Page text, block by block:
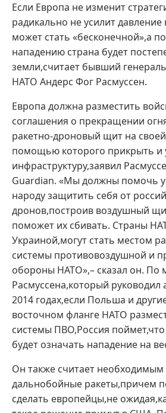
Если Европа не изменит
радикально не усилит
может стать «бесконечной»,а
нападению страна будет
земли,считает бывший
НАТО Андерс Фог Расмуссен.
Европа должна разместить
соглашения о прекращении
ракетно-дроновый щит на
помощью которого прикрыть и
инфраструктуру,заявил
Guardian. «Мы должны помочь
народу защитить себя от
дронов,построив воздушный
поможет их сбивать. Страны
Украиной,могут стать местом
системы противовоздушной и
обороны НАТО»,– сказал он. По
Расмуссена,который руководил
2014 годах,если Польша и
восточном фланге НАТО
системы ПВО,Россия
будет означать нападение на
Он также считает необходимым
дальнобойные ракеты,причем
сделать европейцы,не